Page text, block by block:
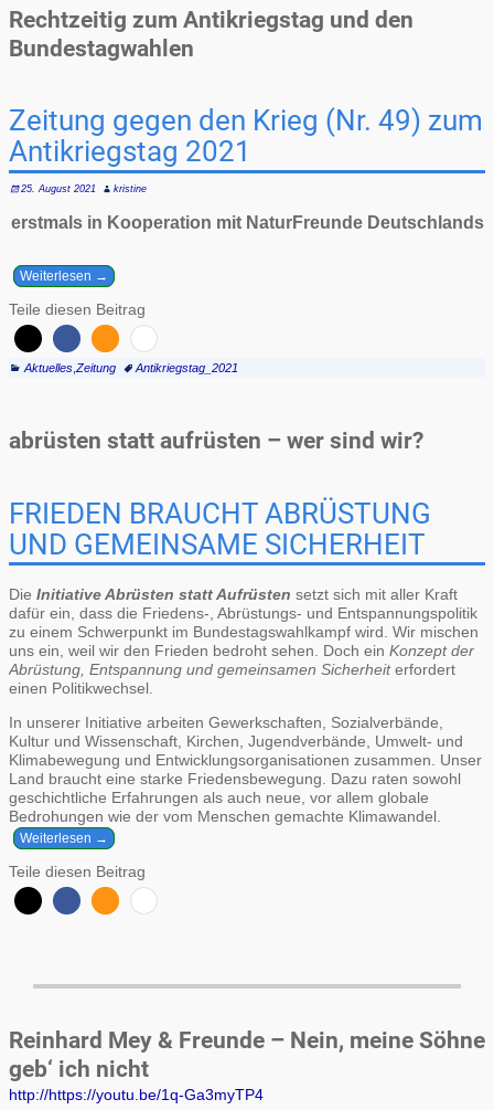
Rechtzeitig zum Antikriegstag und den
Bundestagwahlen
Zeitung gegen den Krieg (Nr. 49) zum
Antikriegstag 2021
25. August 2021 kristine
erstmals in Kooperation mit NaturFreunde Deutschlands
Weiterlesen →
Teile diesen Beitrag
Aktuelles, Zeitung Antikriegstag_2021
abrüsten statt aufrüsten – wer sind wir?
FRIEDEN BRAUCHT ABRÜSTUNG
UND GEMEINSAME SICHERHEIT
Die Initiative Abrüsten statt Aufrüsten setzt sich mit aller Kraft
dafür ein, dass die Friedens-, Abrüstungs- und Entspannungspolitik
zu einem Schwerpunkt im Bundestagswahlkampf wird. Wir mischen
uns ein, weil wir den Frieden bedroht sehen. Doch ein Konzept der
Abrüstung, Entspannung und gemeinsamen Sicherheiterfordert
einen Politikwechsel.
In unserer Initiative arbeiten Gewerkschaften, Sozialverbände,
Kultur und Wissenschaft, Kirchen, Jugendverbände, Umwelt- und
Klimabewegung und Entwicklungsorganisationen zusammen. Unser
Land braucht eine starke Friedensbewegung. Dazu raten sowohl
geschichtliche Erfahrungen als auch neue, vor allem globale
Bedrohungen wie der vom Menschen gemachte Klimawandel.
Weiterlesen →
Teile diesen Beitrag
Reinhard Mey & Freunde – Nein, meine Söhne
geb‘ ich nicht
http://https://youtu.be/1q-Ga3myTP4